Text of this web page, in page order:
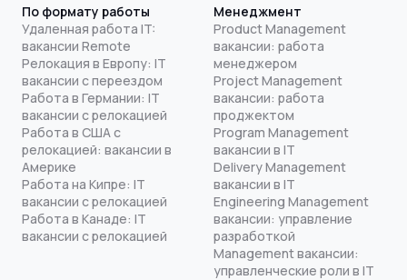
По формату работы
Удаленная работа IT:
вакансии Remote
Релокация в Европу: IT
вакансии с переездом
Работа в Германии: IT
вакансии с релокацией
Работа в США с
релокацией: вакансии в
Америке
Работа на Кипре: IT
вакансии с релокацией
Работа в Канаде: IT
вакансии с релокацией
Менеджмент
Product Management
вакансии: работа
менеджером
Project Management
вакансии: работа
проджектом
Program Management
вакансии в IT
Delivery Management
вакансии в IT
Engineering Management
вакансии: управление
разработкой
Management вакансии:
управленческие роли в IT